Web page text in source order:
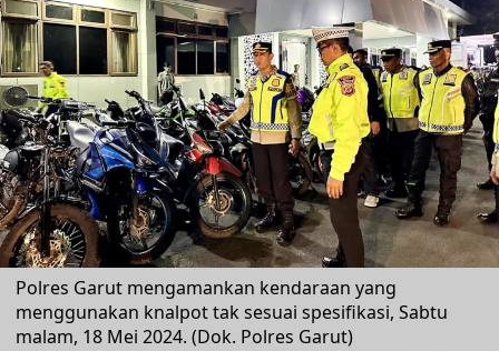
Polres Garut mengamankan kendaraan yang
menggunakan knalpot tak sesuai spesifikasi, Sabtu
malam, 18 Mei 2024. (Dok. Polres Garut)